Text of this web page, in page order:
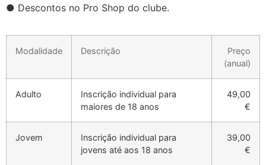
● Descontos no Pro Shop do clube.
Modalidade Descrição
Preço
(anual)
Adulto
Inscrição individual para
maiores de 18 anos
49,00
€
Jovem
Inscrição individual para
jovens até aos 18 anos
39,00
€